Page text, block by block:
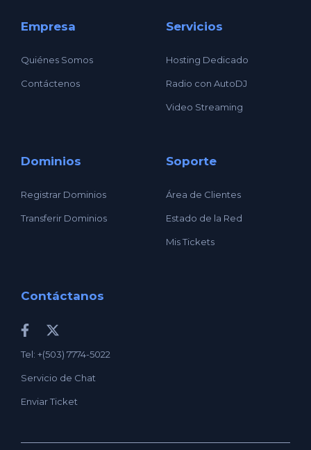
Empresa
Quiénes Somos
Contáctenos
Servicios
Hosting Dedicado
Radio con AutoDJ
Video Streaming
Dominios
Registrar Dominios
Transferir Dominios
Soporte
Área de Clientes
Estado de la Red
Mis Tickets
Contáctanos
Tel: +(503) 7774-5022
Servicio de Chat
Enviar Ticket